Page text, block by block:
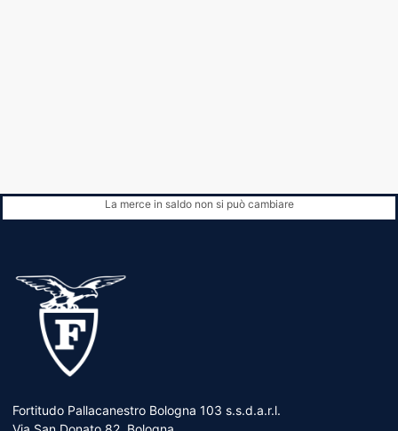
La merce in saldo non si può cambiare
Fortitudo Pallacanestro Bologna 103 s.s.d.a.r.l.